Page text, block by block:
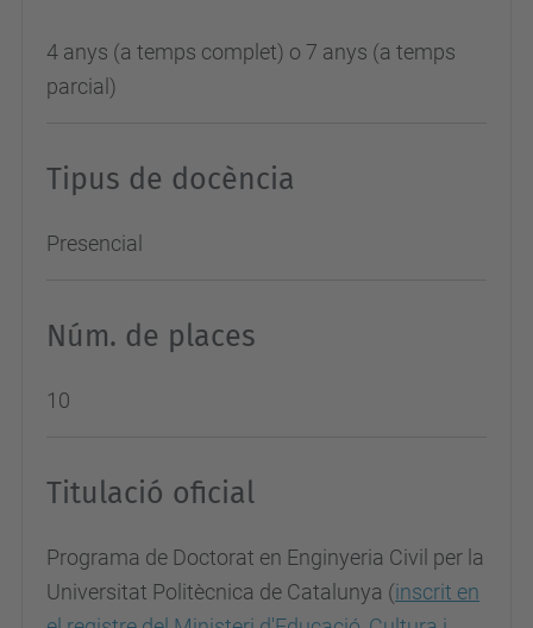
4 anys (a temps complet) o 7 anys (a temps
parcial)
Tipus de docència
Presencial
Núm. de places
10
Titulació oficial
Programa de Doctorat en Enginyeria Civil per la
Universitat Politècnica de Catalunya (inscrit en